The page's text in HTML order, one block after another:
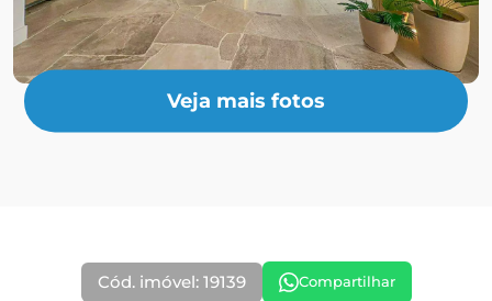
Veja mais fotos
Cód. imóvel: 19139 Compartilhar